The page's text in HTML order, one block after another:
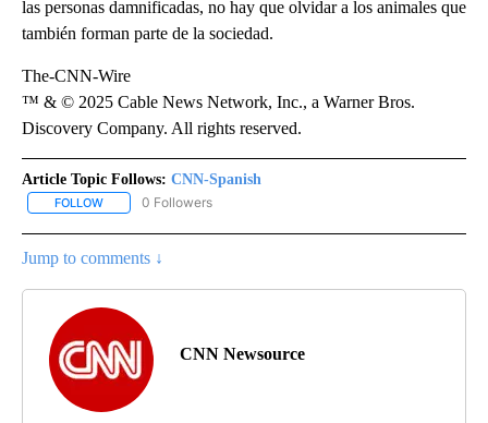
las personas damnificadas, no hay que olvidar a los animales que
también forman parte de la sociedad.
The-CNN-Wire
™ & © 2025 Cable News Network, Inc., a Warner Bros.
Discovery Company. All rights reserved.
Article Topic Follows: CNN-Spanish
FOLLOW FOLLOW "CNN-SPANISH" TO RECEIVE NOTIFICATIONS ABOUT
0 Followers
Jump to comments ↓
CNN Newsource